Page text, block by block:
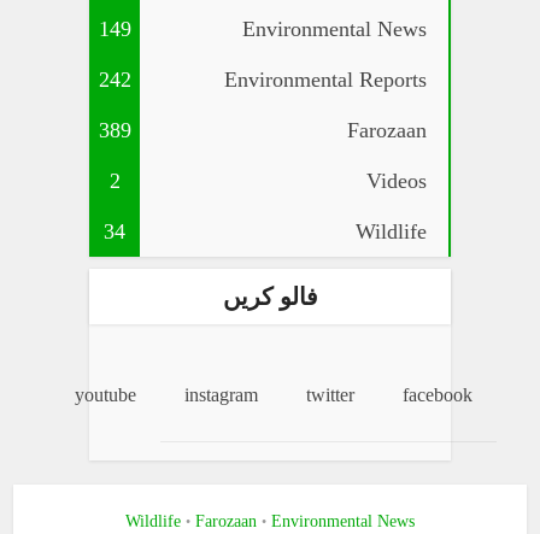
Environmental News
149
Environmental Reports
242
Farozaan
389
Videos
2
Wildlife
34
فالو کریں
facebook
twitter
instagram
youtube
Environmental News
•
Farozaan
•
Wildlife